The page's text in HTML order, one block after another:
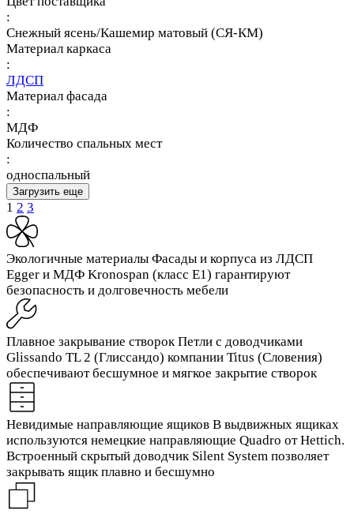
:
Снежный ясень/Кашемир матовый (СЯ-КМ)
Материал каркаса
:
ЛДСП
Материал фасада
:
МДФ
Количество спальных мест
:
односпальный
Загрузить еще
1 2 3
Экологичные материалы Фасады и корпуса из ЛДСП
Egger и МДФ Kronospan (класс Е1) гарантируют
безопасность и долговечность мебели
Плавное закрывание створок Петли с доводчиками
Glissando TL 2 (Глиссандо) компании Titus (Словения)
обеспечивают бесшумное и мягкое закрытие створок
Невидимые направляющие ящиков В выдвижных ящиках
используются немецкие направляющие Quadro от Hettich.
Встроенный скрытый доводчик Silent System позволяет
закрывать ящик плавно и бесшумно